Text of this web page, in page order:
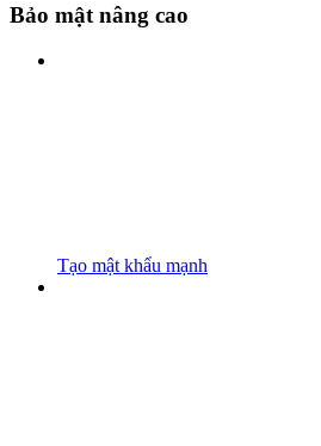
Bảo mật nâng cao
Tạo mật khẩu mạnh